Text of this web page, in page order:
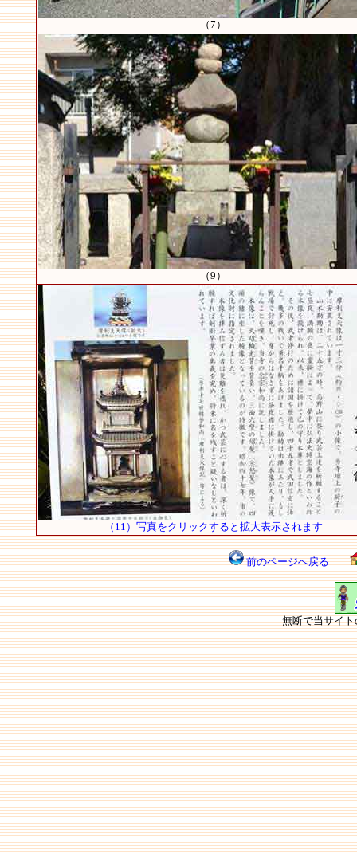
（7）
（9）
（11）写真をクリックすると拡大表示されます
前のページへ戻る
無断で当サイ